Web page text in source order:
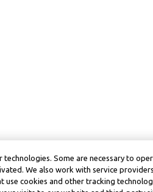
technologies. Some are necessary to
We also work with service
use cookies and other tracking